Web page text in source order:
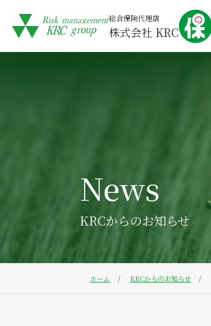
総合保険代理店
株式会社 KRC
News
KRCからのお知らせ
ホーム KRCからのお知らせ